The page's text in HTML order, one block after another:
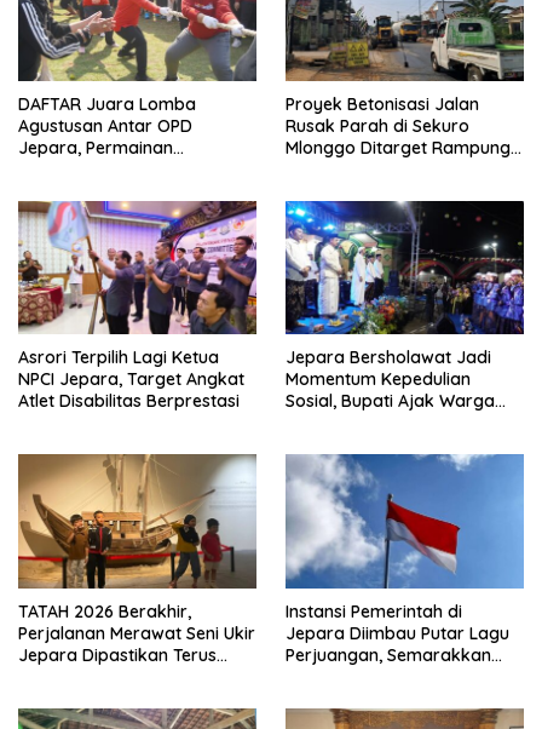
DAFTAR Juara Lomba
Agustusan Antar OPD
Jepara, Permainan
Proyek Betonisasi Jalan
Rusak Parah di Sekuro
Mlonggo Ditarget Rampung
Asrori Terpilih Lagi Ketua
NPCI Jepara, Target Angkat
Atlet Disabilitas Berprestasi
Jepara Bersholawat Jadi
Momentum Kepedulian
Sosial, Bupati Ajak Warga
TATAH 2026 Berakhir,
Perjalanan Merawat Seni Ukir
Jepara Dipastikan Terus
Instansi Pemerintah di
Jepara Diimbau Putar Lagu
Perjuangan, Semarakkan